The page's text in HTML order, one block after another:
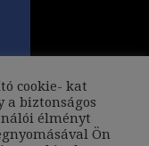
cookie- kat
a biztonságos
élményt
Ön